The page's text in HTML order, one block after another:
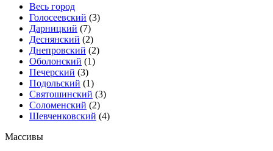
Весь город
Голосеевский (3)
Дарницкий (7)
Деснянский (2)
Днепровский (2)
Оболонский (1)
Печерский (3)
Подольский (1)
Святошинский (3)
Соломенский (2)
Шевченковский (4)
Массивы